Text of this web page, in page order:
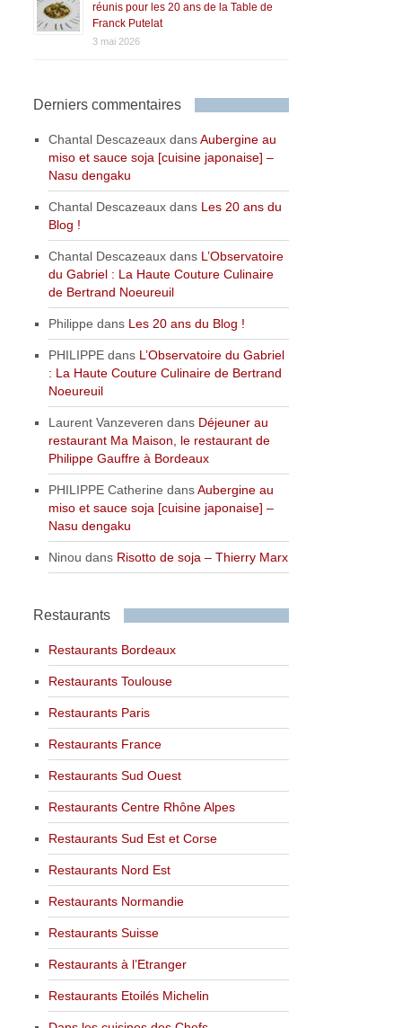
réunis pour les 20 ans de la Table de
Franck Putelat
3 mai 2026
Derniers commentaires
Chantal Descazeaux dansAubergine au
miso et sauce soja [cuisine japonaise] –
Nasu dengaku
Chantal Descazeaux dans Les 20 ans du
Blog !
Chantal Descazeaux dans L’Observatoire
du Gabriel : La Haute Couture Culinaire
de Bertrand Noeureuil
Philippe dans Les 20 ans du Blog !
PHILIPPE dans L’Observatoire du Gabriel
: La Haute Couture Culinaire de Bertrand
Noeureuil
Laurent Vanzeveren dans Déjeuner au
restaurant Ma Maison, le restaurant de
Philippe Gauffre à Bordeaux
PHILIPPE Catherine dansAubergine au
miso et sauce soja [cuisine japonaise] –
Nasu dengaku
Ninou dans Risotto de soja – Thierry Marx
Restaurants
Restaurants Bordeaux
Restaurants Toulouse
Restaurants Paris
Restaurants France
Restaurants Sud Ouest
Restaurants Centre Rhône Alpes
Restaurants Sud Est et Corse
Restaurants Nord Est
Restaurants Normandie
Restaurants Suisse
Restaurants à l’Etranger
Restaurants Etoilés Michelin